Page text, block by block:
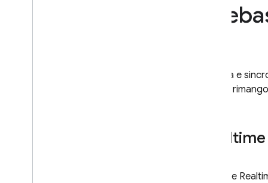
Archivia e
client e
Firebase